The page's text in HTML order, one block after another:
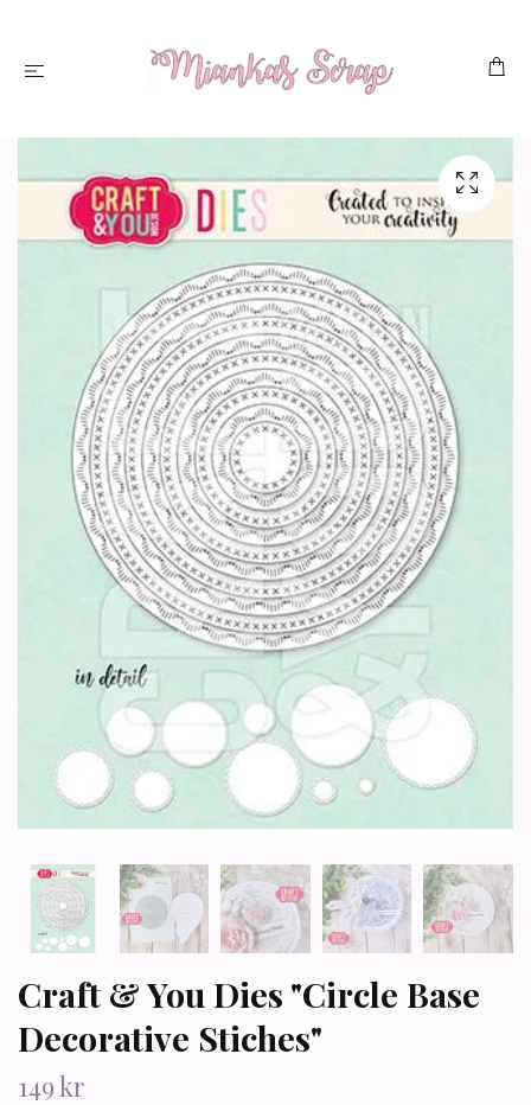
Craft & You Dies "Circle Base
Decorative Stiches"
149 kr